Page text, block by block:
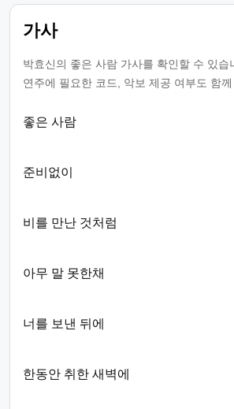
가사
박효신의 좋은 사람 가사를 확인할 수 있습
연주에 필요한 코드, 악보 제공 여부도 함께
좋은 사람
준비없이
비를 만난 것처럼
아무 말 못한채
너를 보낸 뒤에
한동안 취한 새벽에